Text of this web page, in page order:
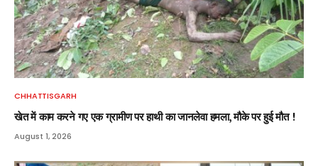
CHHATTISGARH
खेत में काम करने गए एक ग्रामीण पर हाथी का जानलेवा हमला, मौके पर हुई मौत !
August 1, 2026